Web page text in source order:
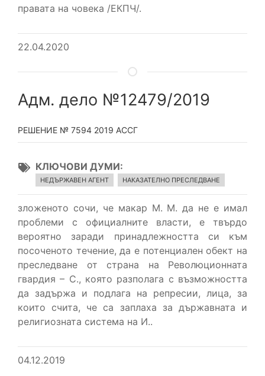
правата на човека /ЕКПЧ/.
22.04.2020
Адм. дело №12479/2019
РЕШЕНИЕ № 7594 2019 АССГ
КЛЮЧОВИ ДУМИ
НЕДЪРЖАВЕН АГЕНТ НАКАЗАТЕЛНО ПРЕСЛЕДВАНЕ
зложеното сочи, че макар М. М. да не е имал
проблеми с официалните власти, е твърдо
вероятно заради принадлежността си към
посоченото течение, да е потенциален обект на
преследване от страна на Революционната
гвардия – С., която разполага с възможността
да задържа и подлага на репресии, лица, за
които счита, че са заплаха за държавната и
религиозната система на И..
04.12.2019